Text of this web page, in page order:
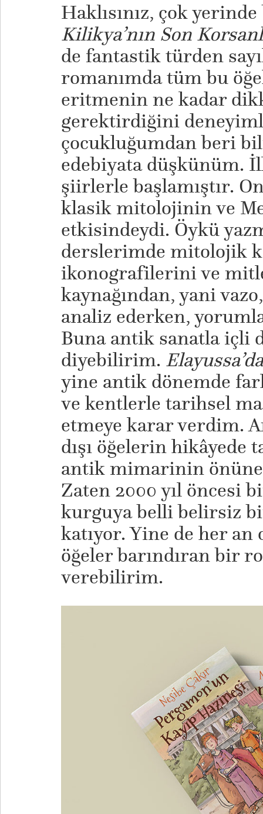
Haklısınız, çok
Kilikya’nın Son
de fantastik türden
romanımda tüm bu
eritmenin ne kadar
gerektirdiğini
çocukluğumdan beri
edebiyata düşkünüm.
şiirlerle başlamıştır.
klasik mitolojinin ve
etkisindeydi. Öykü
derslerimde mitolojik
ikonografilerini ve
kaynağından, yani
analiz ederken,
Buna antik sanatla içli
diyebilirim.
yine antik dönemde
ve kentlerle tarihsel
etmeye karar verdim.
dışı öğelerin
antik mimarinin
Zaten 2000 yıl öncesi
kurguya belli belirsiz
katıyor. Yine de her an
öğeler barındıran bir
verebilirim.